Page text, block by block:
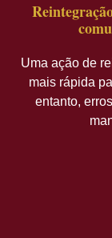
Uma ação de
mais rápida
entanto,